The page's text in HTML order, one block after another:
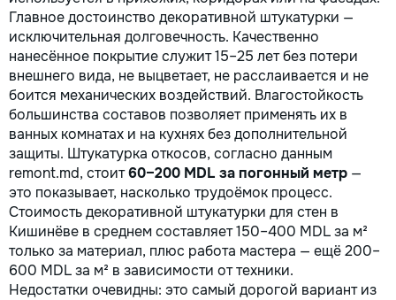
Главное достоинство декоративной штукатурки —
исключительная долговечность. Качественно
нанесённое покрытие служит 15–25 лет без потери
внешнего вида, не выцветает, не расслаивается и не
боится механических воздействий. Влагостойкость
большинства составов позволяет применять их в
ванных комнатах и на кухнях без дополнительной
защиты. Штукатурка откосов, согласно данным
remont.md, стоит60–200 MDL за погонный метр —
это показывает, насколько трудоёмок процесс.
Стоимость декоративной штукатурки для стен в
Кишинёве в среднем составляет 150–400 MDL за м²
только за материал, плюс работа мастера — ещё 200–
600 MDL за м² в зависимости от техники.
Недостатки очевидны: это самый дорогой вариант из